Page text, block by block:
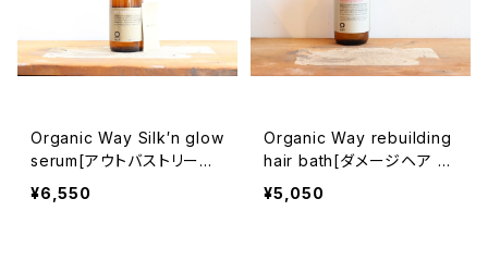
Organic Way Silk′n glow
serum[アウトバストリート
メント]
¥6,550
Organic Way rebuilding
hair bath[ダメージヘア シ
ャンプー]
¥5,050